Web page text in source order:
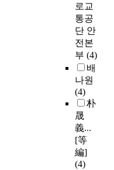
로교
통공
단 안
전본
부 (4)
배
나원
(4)
朴
晟
義...
[等
編]
(4)